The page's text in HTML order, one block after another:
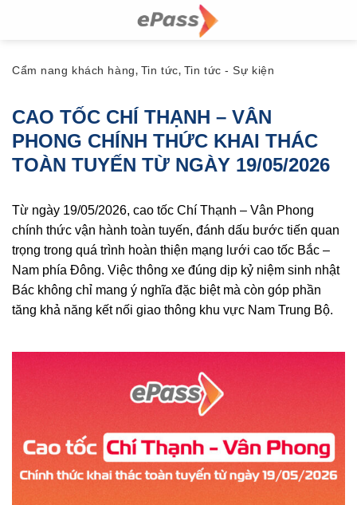
Cẩm nang khách hàng, Tin tức, Tin tức - Sự kiện
CAO TỐC CHÍ THẠNH – VÂN
PHONG CHÍNH THỨC KHAI THÁC
TOÀN TUYẾN TỪ NGÀY 19/05/2026
Từ ngày 19/05/2026, cao tốc Chí Thạnh – Vân Phong
chính thức vận hành toàn tuyến, đánh dấu bước tiến quan
trọng trong quá trình hoàn thiện mạng lưới cao tốc Bắc –
Nam phía Đông. Việc thông xe đúng dịp kỷ niệm sinh nhật
Bác không chỉ mang ý nghĩa đặc biệt mà còn góp phần
tăng khả năng kết nối giao thông khu vực Nam Trung Bộ.